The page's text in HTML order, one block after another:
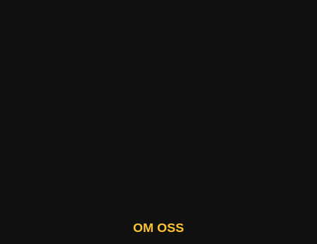
OM OSS